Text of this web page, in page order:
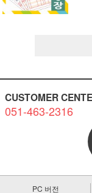
CUSTOMER
051-463-2316
PC 버전